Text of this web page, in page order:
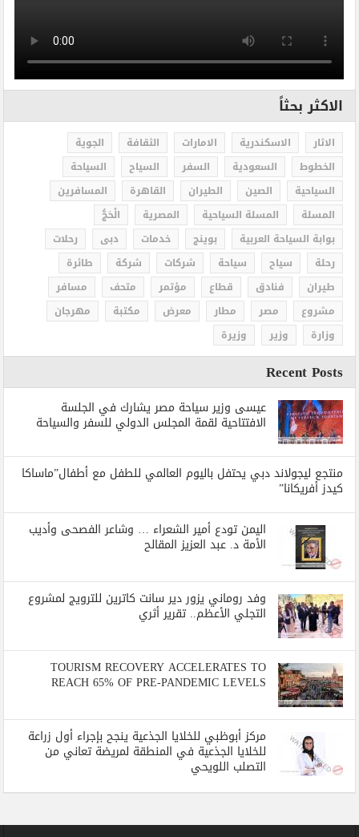
الاكثر بحثاً
الاثار الاسكندرية الامارات الثقافة
الجوية
الخطوط
السعودية السفر السياح
السياحة
السياحية
الصين الطيران القاهرة
المسافرين
المسلة
المسلة السياحية المصرية
الْحَجُّ
بوابة السياحة العربية
بوينج خدمات دبى
رحلات
رحلة
سياح سياحة شركات شركة
طائرة
طيران
فنادق قطاع مؤتمر متحف
مسافر
مشروع
مصر مطار معرض مكتبة
مهرجان
وزارة
وزير وزيرة
Recent Posts
عيسى وزير سياحة مصر يشارك في الجلسة
الافتتاحية لقمة المجلس الدولي للسفر والسياحة
منتجع ليجولاند دبي يحتفل باليوم العالمي للطفل مع أطفال”ماساكا
كيدز أفريكانا”
اليمن تودع أمير الشعراء … وشاعر الفصحى وأديب
الأمة د. عبد العزيز المقالح
وفد روماني يزور دير سانت كاترين للترويج لمشروع
التجلي الأعظم.. تقرير أثري
TOURISM RECOVERY ACCELERATES TO
REACH 65% OF PRE-PANDEMIC LEVELS
مركز أبوظبي للخلايا الجذعية ينجح بإجراء أول زراعة
للخلايا الجذعية في المنطقة لمريضة تعاني من
التصلب اللويحي